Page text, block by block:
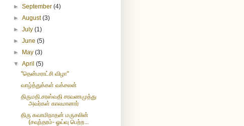
►September(4)
►August(3)
►July(1)
►June(5)
► May(3)
▼ April(5)
"தென்மராட்சி விழா"
வாழ்த்துக்கள் வக்சலன்
திருமதி.சரஸ்வதி சரவணமுத்து
அவர்கள் காலமானார்
திரு சுவாமிநாதன் மருசலின்
(சவுந்தரம்- ஓய்வு பெற்ற...